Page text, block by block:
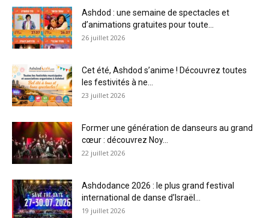
Ashdod : une semaine de spectacles et
d’animations gratuites pour toute...
26 juillet 2026
Cet été, Ashdod s’anime ! Découvrez toutes
les festivités à ne...
23 juillet 2026
Former une génération de danseurs au grand
cœur : découvrez Noy...
22 juillet 2026
Ashdodance 2026 : le plus grand festival
international de danse d’Israël...
19 juillet 2026